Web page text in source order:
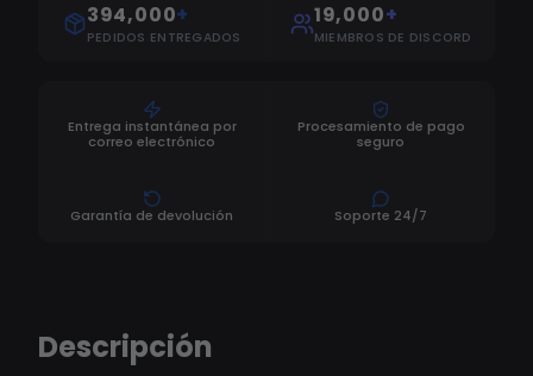
394,000+
PEDIDOS ENTREGADOS
19,000+
MIEMBROS DE DISCORD
Entrega instantánea por
correo electrónico
Procesamiento de pago
seguro
Garantía de devolución Soporte 24/7
Descripción